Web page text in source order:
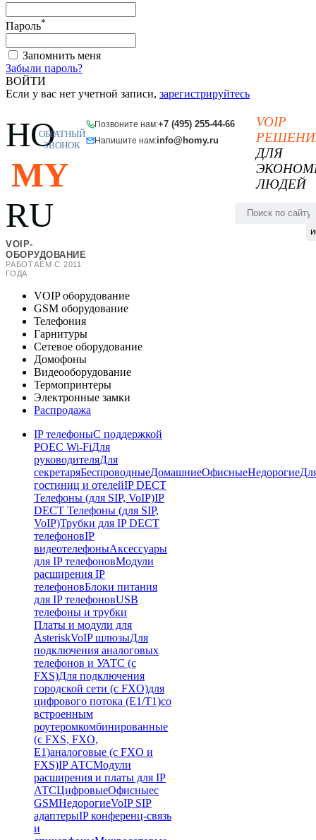
Пароль*
Запомнить меня
Забыли пароль?
ВОЙТИ
Если у вас нет учетной записи, зарегистрируйтесь
HO
MY
RU
VOIP-
ОБОРУДОВАНИЕ
РАБОТАЕМ С 2011
ГОДА
Позвоните нам:+7 (495) 255-44-66
Напишите нам:info@homy.ru
ОБРАТНЫЙ
ЗВОНОК
VOIP
ДЛЯ
ЛЮДЕЙ
VOIP оборудование
GSM оборудование
Телефония
Гарнитуры
Сетевое оборудование
Домофоны
Видеооборудование
Термопринтеры
Электронные замки
Распродажа
IP телефоныС поддержкой
POEC Wi-FiДля
руководителяДля
секретаряБеспроводныеДомашниеОфисныеНедорогие
гостиниц и отелейIP DECT
Телефоны (для SIP, VoIP)IP
DECT Телефоны (для SIP,
VoIP)Трубки для IP DECT
телефоновIP
видеотелефоныАксессуары
для IP телефоновМодули
расширения IP
телефоновБлоки питания
для IP телефоновUSB
телефоны и трубки
Платы и модули для
AsteriskVoIP шлюзыДля
подключения аналоговых
телефонов и УАТС (с
FXS)Для подключения
городской сети (с FXO)для
цифрового потока (E1/T1)со
встроенным
роутеромкомбинированные
(c FXS, FXO,
E1)аналоговые (с FXO и
FXS)IP АТСМодули
расширения и платы для IP
АТСЦифровыеОфисныес
GSMНедорогиеVoIP SIP
адаптерыIP конференц-связь
и